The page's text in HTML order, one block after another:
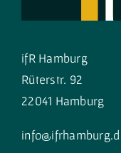
ifR Hamburg
Rüterstr. 92
22041 Hamburg